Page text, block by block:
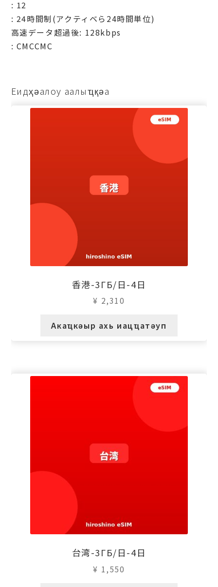
: 12
: 24時間制(アクティベら24時間単位)
高速データ超過後: 128kbps
: СМССМС
Еидҳәалоу аалыҵқәа
香港-3ГБ/日-4日
¥ 2,310
Акаҵкәыр ахь иацҵатәуп
台湾-3ГБ/日-4日
¥ 1,550